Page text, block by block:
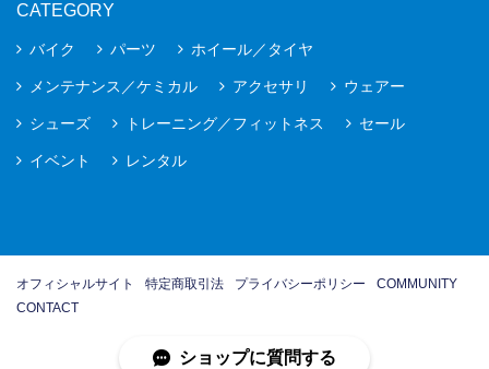
CATEGORY
バイク パーツ ホイール／タイヤ
メンテナンス／ケミカル アクセサリ ウェアー
シューズ トレーニング／フィットネス セール
イベント レンタル
オフィシャルサイト 特定商取引法 プライバシーポリシー
COMMUNITY
CONTACT
ショップに質問する